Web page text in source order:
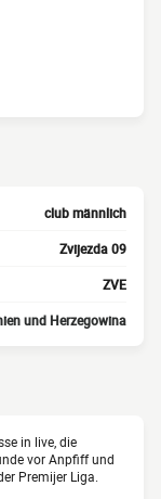
club männlich
Zvijezda 09
ZVE
und Herzegowina
in live, die
vor Anpfiff und
Premijer Liga.